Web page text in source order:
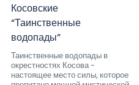
Косовские
“Таинственные
водопады”
Таинственные водопады в
окрестностях Косова -
настоящее место силы, которое